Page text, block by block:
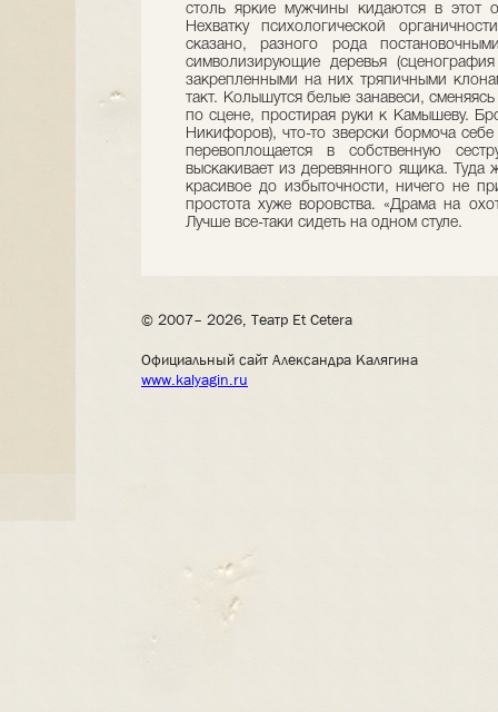
столь яркие мужчины кидаются в этот
Нехватку психологической
сказано, разного рода
символизирующие деревья
закрепленными на них тряпичными
такт. Колышутся белые занавеси,
по сцене, простирая руки к Камышеву.
Никифоров), что-то зверски бормоча
перевоплощается в собственную
выскакивает из деревянного ящика.
красивое до избыточности, ничего не
простота хуже воровства. «Драма на
Лучше все-таки сидеть на одном стуле.
© 2007– 2026, Театр Et Cetera
Официальный сайт Александра Калягина
www.kalyagin.ru